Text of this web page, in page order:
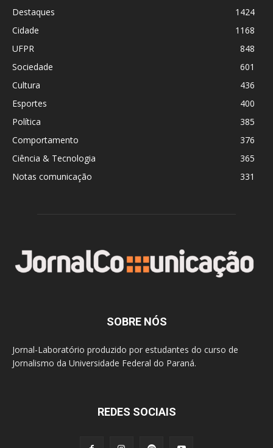
Destaques
1424
Cidade
1168
UFPR
848
Sociedade
601
Cultura
436
Esportes
400
Política
385
Comportamento
376
Ciência & Tecnologia
365
Notas comunicação
331
SOBRE NÓS
Jornal-Laboratório produzido por estudantes do curso de
Jornalismo da Universidade Federal do Paraná.
REDES SOCIAIS